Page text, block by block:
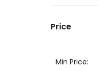
Price
Min Price: